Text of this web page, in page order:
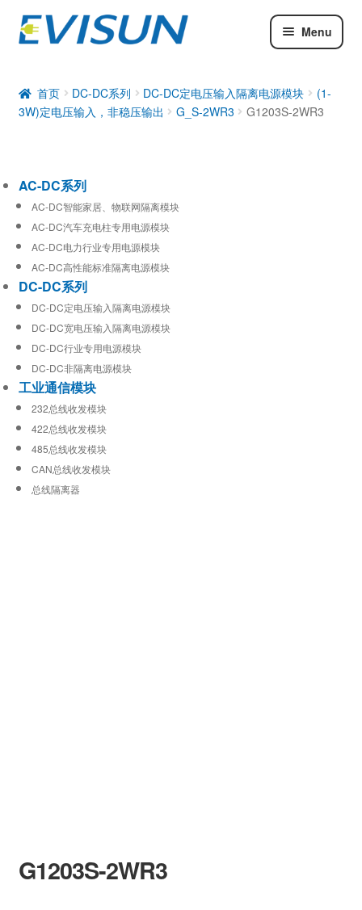
Menu
DC-DC系列
工业通信模块
首页 DC-DC系列 DC-DC定电压输入隔离电源模块
(1-
3W)定电压输入，非稳压输出
G_S-2WR3 G1203S-2WR3
G1203S-2WR3
AC-DC系列
AC-DC智能家居、物联网隔离模块
AC-DC汽车充电柱专用电源模块
AC-DC电力行业专用电源模块
AC-DC高性能标准隔离电源模块
DC-DC系列
DC-DC定电压输入隔离电源模块
DC-DC宽电压输入隔离电源模块
DC-DC行业专用电源模块
DC-DC非隔离电源模块
工业通信模块
232总线收发模块
422总线收发模块
485总线收发模块
CAN总线收发模块
总线隔离器